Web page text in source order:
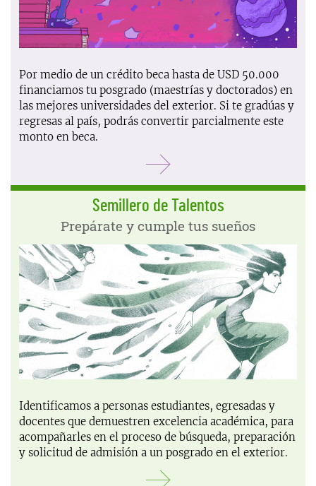
Por medio de un crédito beca hasta de USD 50.000
financiamos tu posgrado (maestrías y doctorados) en
las mejores universidades del exterior. Si te gradúas y
regresas al país, podrás convertir parcialmente este
monto en beca.
Más información
Semillero de Talentos
Prepárate y cumple tus sueños
Identificamos a personas estudiantes, egresadas y
docentes que demuestren excelencia académica, para
acompañarles en el proceso de búsqueda, preparación
y solicitud de admisión a un posgrado en el exterior.
Más información